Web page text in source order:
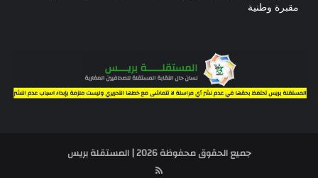
مقبرة وطنية
جميع الحقوق محفوظة 2026 | المستقلة بريس
RSS